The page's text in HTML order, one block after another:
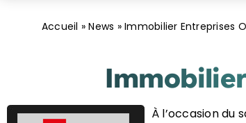
Accueil »News »Immobilier Entreprises
Immobilier
À l’occasion du